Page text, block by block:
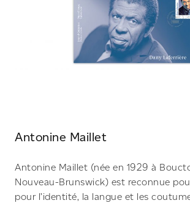
Antonine Maillet
Antonine Maillet (née en 1929 à
Nouveau-Brunswick) est reconnue
pour l’identité, la langue et les